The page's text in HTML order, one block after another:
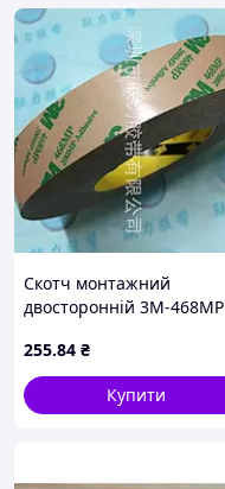
Скотч монтажний
двосторонній 3M-468MP
ПРОЗОРНИЙ
255.84 ₴
Купити